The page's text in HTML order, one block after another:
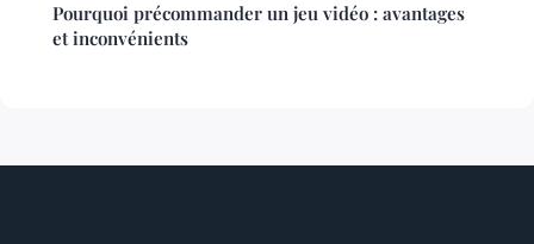
Pourquoi précommander un jeu vidéo : avantages
et inconvénients